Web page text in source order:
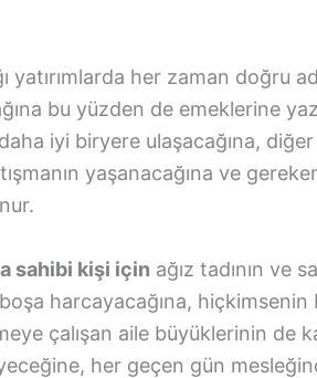
yatırımlarda her zaman doğru
bu yüzden de emeklerine
iyi biryere ulaşacağına,
yaşanacağına ve
sahibi kişi için ağız tadının ve
harcayacağına, hiçkimsenin
çalışan aile büyüklerinin de
her geçen gün